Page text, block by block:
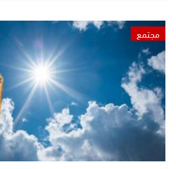
مجتمع